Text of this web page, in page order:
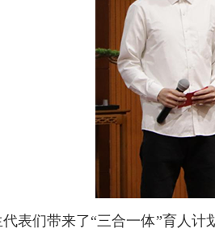
代表们带来了“三合一体”育人